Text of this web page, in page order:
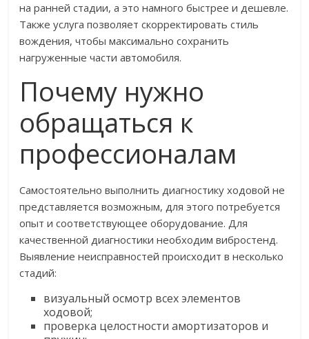
на ранней стадии, а это намного быстрее и дешевле.
Также услуга позволяет скорректировать стиль
вождения, чтобы максимально сохранить
нагруженные части автомобиля.
Почему нужно
обращаться к
профессионалам
Самостоятельно выполнить диагностику ходовой не
представляется возможным, для этого потребуется
опыт и соответствующее оборудование. Для
качественной диагностики необходим вибростенд.
Выявление неисправностей происходит в несколько
стадий:
визуальный осмотр всех элементов
ходовой;
проверка целостности амортизаторов и